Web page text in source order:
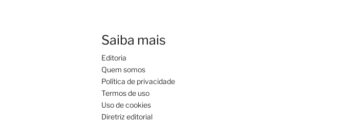
Saiba mais
Editoria
Quem somos
Política de privacidade
Termos de uso
Uso de cookies
Diretriz editorial